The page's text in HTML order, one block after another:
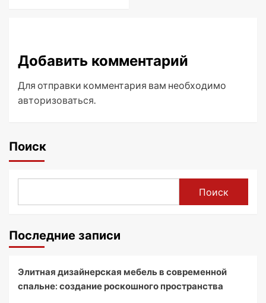
Добавить комментарий
Для отправки комментария вам необходимо
авторизоваться.
Поиск
Поиск
Последние записи
Элитная дизайнерская мебель в современной
спальне: создание роскошного пространства